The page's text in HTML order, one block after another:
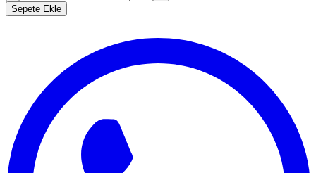
Sepete Ekle